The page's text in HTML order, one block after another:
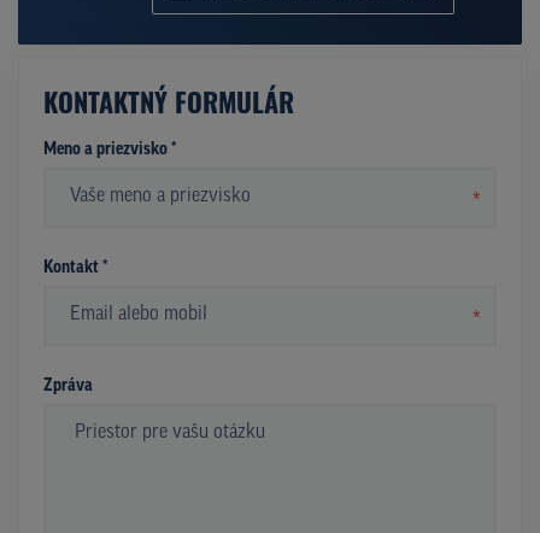
KONTAKTNÝ FORMULÁR
Meno a priezvisko *
*
Kontakt *
*
Zpráva